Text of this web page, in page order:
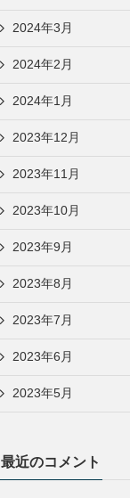
2024年3月
2024年2月
2024年1月
2023年12月
2023年11月
2023年10月
2023年9月
2023年8月
2023年7月
2023年6月
2023年5月
最近のコメント